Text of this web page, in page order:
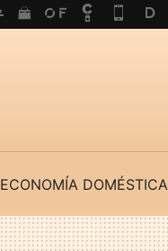
ECONOMÍA DOMÉSTICA